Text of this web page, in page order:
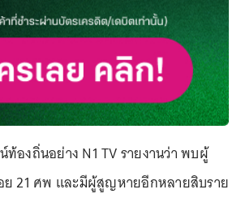
องถิ่นอย่าง N1 TV รายงานว่า พบผู้
ย 21 ศพ และมีผู้สูญหายอีกหลายสิบราย